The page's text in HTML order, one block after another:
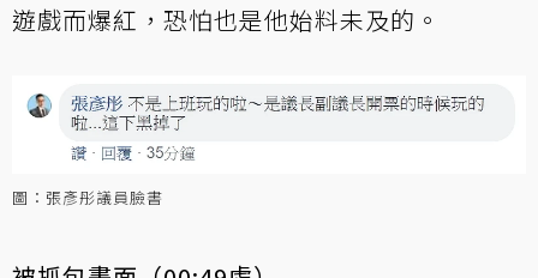
遊戲而爆紅，恐怕也是他始料未及的。
圖：張彥彤議員臉書